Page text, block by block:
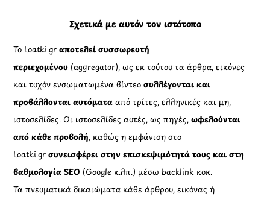
Σχετικά με αυτόν τον ιστότοπο
Το Loatki.grαποτελεί συσσωρευτή
περιεχομένου (aggregator), ως εκ τούτου τα άρθρα, εικόνες
και τυχόν ενσωματωμένα βίντεοσυλλέγονται και
προβάλλονται αυτόματααπό τρίτες, ελληνικές και μη,
ιστοσελίδες. Οι ιστοσελίδες αυτές, ως πηγές,ωφελούνται
από κάθε προβολή, καθώς η εμφάνιση στο
Loatki.gr συνεισφέρει στην επισκεψιμότητά τους και στη
βαθμολογία SEO (Google κ.λπ.) μέσω backlink κοκ.
Τα πνευματικά δικαιώματα κάθε άρθρου, εικόνας ή